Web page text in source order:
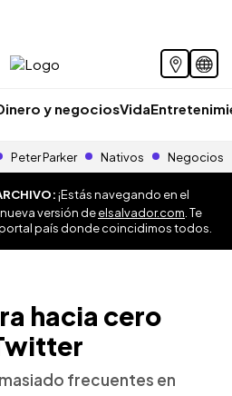
y negociosVida
Peter Parker Nativos Negocios
¡Estás navegando en el
versión deelsalvador.com . Te
país donde coincidimos todos.
hacia cero
frecuentes en